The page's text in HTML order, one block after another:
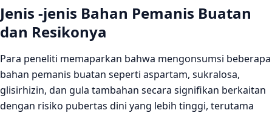
Jenis -jenis Bahan Pemanis Buatan
dan Resikonya
Para peneliti memaparkan bahwa mengonsumsi beberapa
bahan pemanis buatan seperti aspartam, sukralosa,
glisirhizin, dan gula tambahan secara signifikan berkaitan
dengan risiko pubertas dini yang lebih tinggi, terutama